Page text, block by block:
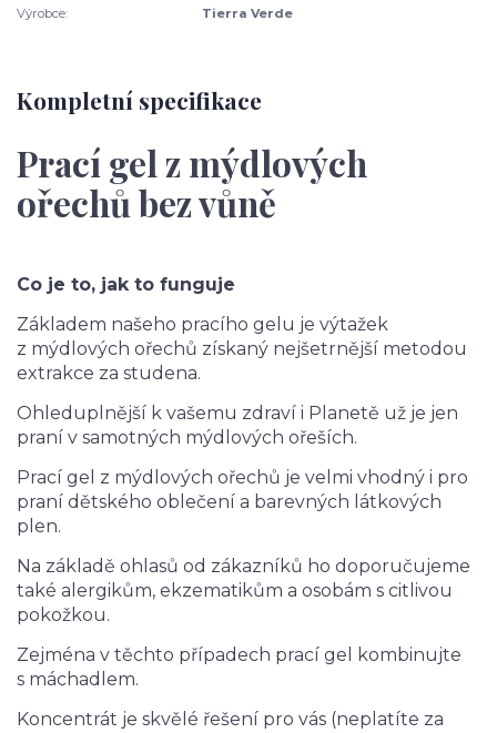
Výrobce:
Tierra Verde
Kompletní specifikace
Prací gel z mýdlových
ořechů bez vůně
Co je to, jak to funguje
Základem našeho pracího gelu je výtažek
z mýdlových ořechů získaný nejšetrnější metodou
extrakce za studena.
Ohleduplnější k vašemu zdraví i Planetě už je jen
praní v samotných mýdlových ořeších.
Prací gel z mýdlových ořechů je velmi vhodný i pro
praní dětského oblečení a barevných látkových
plen.
Na základě ohlasů od zákazníků ho doporučujeme
také alergikům, ekzematikům a osobám s citlivou
pokožkou.
Zejména v těchto případech prací gel kombinujte
s máchadlem.
Koncentrát je skvělé řešení pro vás (neplatíte za